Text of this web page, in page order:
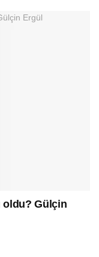
oldu? Gülçin